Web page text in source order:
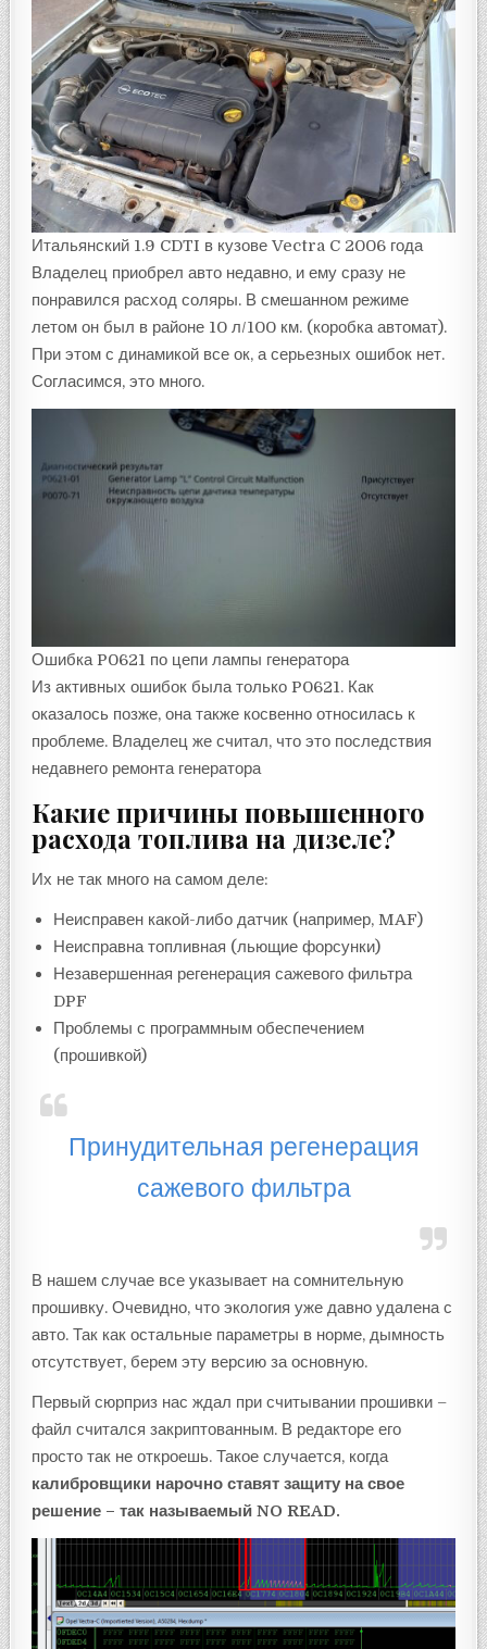
Итальянский 1.9 CDTI в кузове Vectra C 2006 года
Владелец приобрел авто недавно, и ему сразу не
понравился расход соляры. В смешанном режиме
летом он был в районе 10 л/100 км. (коробка автомат).
При этом с динамикой все ок, а серьезных ошибок нет.
Согласимся, это много.
Ошибка P0621 по цепи лампы генератора
Из активных ошибок была только P0621. Как
оказалось позже, она также косвенно относилась к
проблеме. Владелец же считал, что это последствия
недавнего ремонта генератора
Какие причины повышенного
расхода топлива на дизеле?
Их не так много на самом деле:
Неисправен какой-либо датчик (например, MAF)
Неисправна топливная (льющие форсунки)
Незавершенная регенерация сажевого фильтра
DPF
Проблемы с программным обеспечением
(прошивкой)
Принудительная регенерация
сажевого фильтра
В нашем случае все указывает на сомнительную
прошивку. Очевидно, что экология уже давно удалена с
авто. Так как остальные параметры в норме, дымность
отсутствует, берем эту версию за основную.
Первый сюрприз нас ждал при считывании прошивки –
файл считался закриптованным. В редакторе его
просто так не откроешь. Такое случается, когда
калибровщики нарочно ставят защиту на свое
решение – так называемый NO READ.